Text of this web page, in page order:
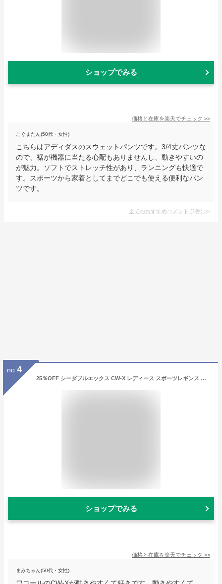
ショップでみる
価格と在庫を楽天でチェック >>
こぐまたん(50代・女性)
こちらはアディダスのスウェットパンツです。3/4丈パンツな
ので、裾が機器に当たる心配もありませんし、動きやすいの
が魅力。ソフトでストレッチ性があり、ランニングも快適で
す。スポーツから家着としてまでどこでも使える便利なパン
ツです。
全てのおすすめコメント (1件) >
no. 4
25％OFF シーダブルエックス CW-X レディース スポーツレギンス エキスパートモデル2.0 ロングタイツ HXY039 スポーツウェア 【メール便(20)】
ショップでみる
価格と在庫を楽天でチェック >>
まみちゃん(50代・女性)